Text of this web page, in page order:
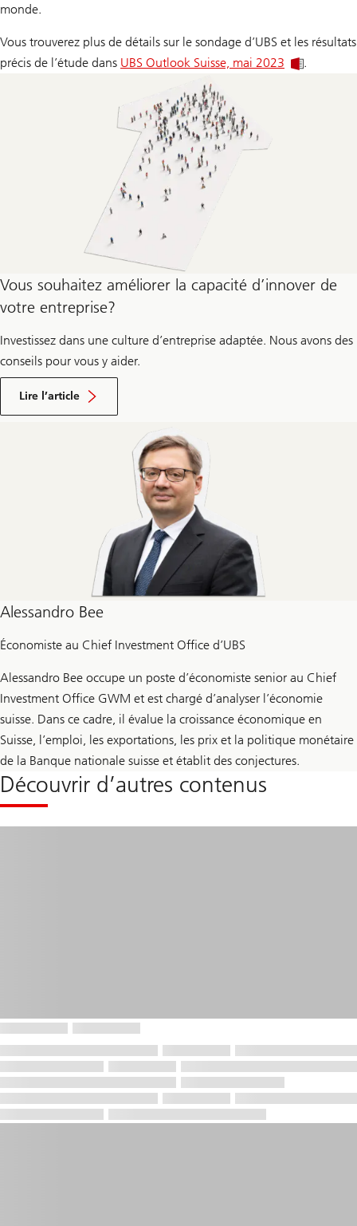
monde.
Vous trouverez plus de détails sur le sondage d’UBS et les résultats
précis de l’étude dans UBS Outlook Suisse, mai 2023 .
Vous souhaitez améliorer la capacité d’innover de
votre entreprise?
Investissez dans une culture d’entreprise adaptée. Nous avons des
conseils pour vous y aider.
Lire l’article
sur
la
Alessandro Bee
Économiste au Chief Investment Office d’UBS
Alessandro Bee occupe un poste d’économiste senior au Chief
Investment Office GWM et est chargé d’analyser l’économie
suisse. Dans ce cadre, il évalue la croissance économique en
Suisse, l’emploi, les exportations, les prix et la politique monétaire
de la Banque nationale suisse et établit des conjectures.
Découvrir d’autres contenus